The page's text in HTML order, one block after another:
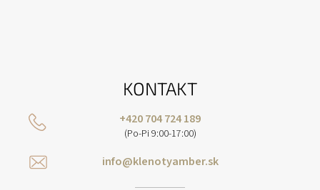
KONTAKT
+420 704 724 189
(Po-Pi 9:00-17:00)
info@klenotyamber.sk